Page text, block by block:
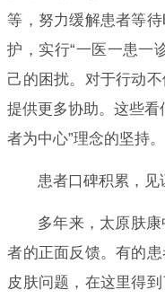
等，努力缓解患者等
护，实行“一医一患一
己的困扰。对于行动
提供更多协助。这些看
者为中心”理念的坚持。
患者口碑积累，见
多年来，太原肤
者的正面反馈。有的
皮肤问题，在这里得